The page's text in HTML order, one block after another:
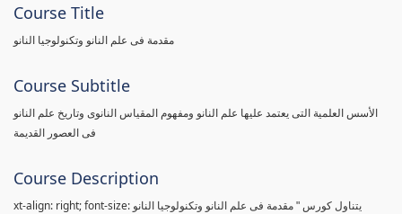
Course Title
مقدمة فى علم النانو وتكنولوجيا النانو
Course Subtitle
الأسس العلمية التى يعتمد عليها علم النانو ومفهوم المقياس النانوى وتاريخ علم النانو
فى العصور القديمة
Course Description
يتناول كورس " مقدمة فى علم النانو وتكنولوجيا النانو xt-align: right; font-size: